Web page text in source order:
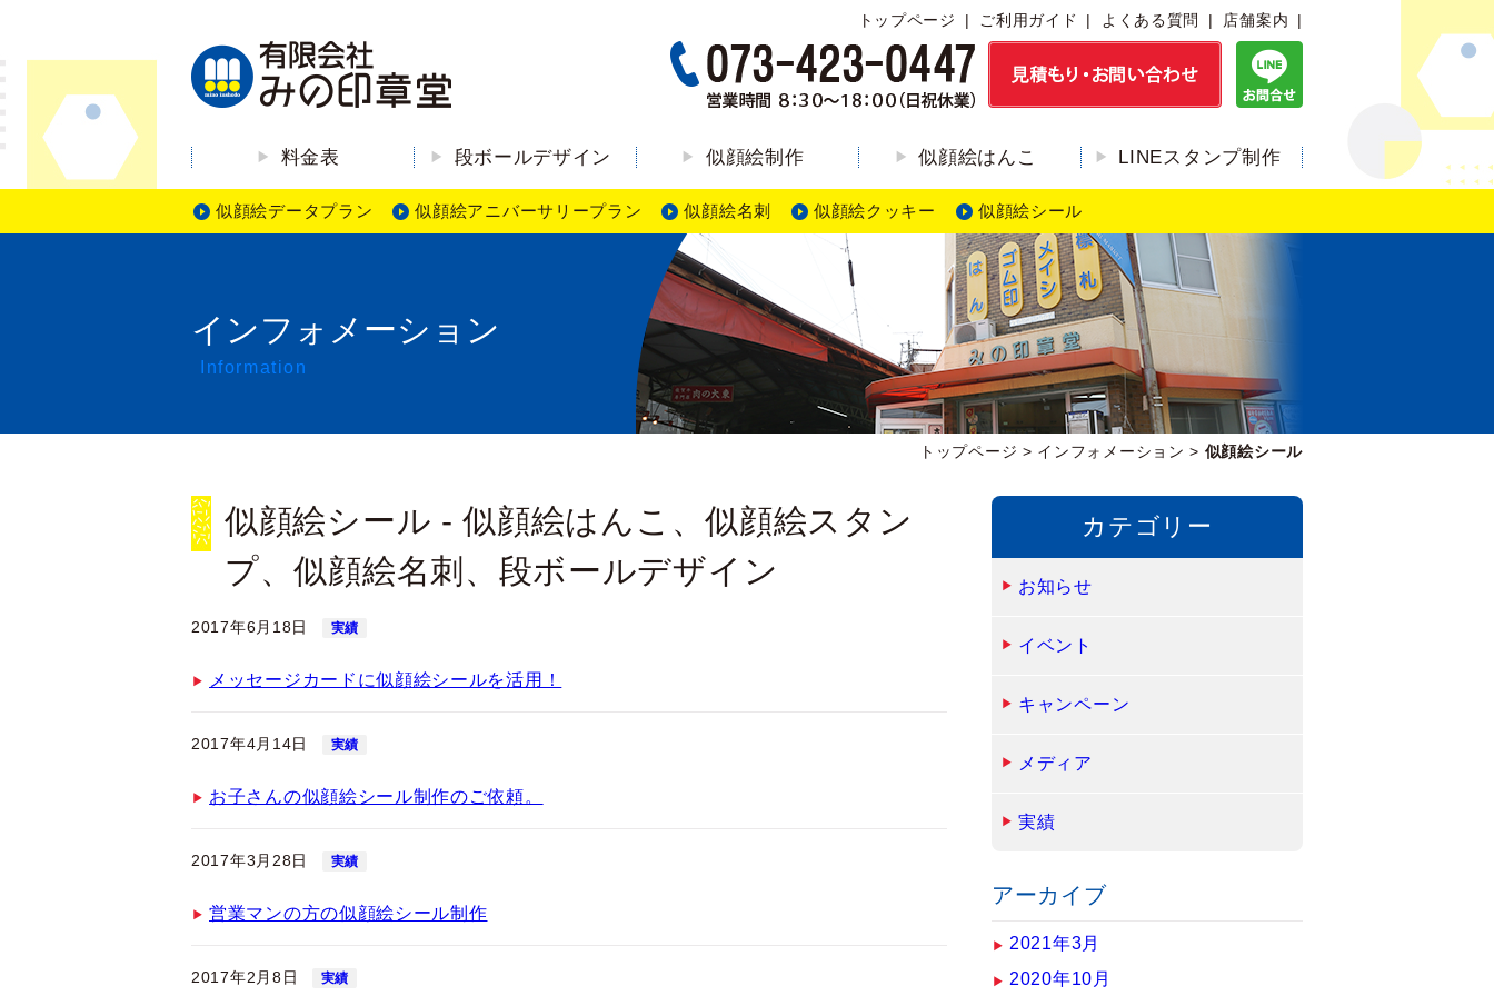
トップページ ご利用ガイド よくある質問 店舗案内
料金表 段ボールデザイン 似顔絵制作 似顔絵はんこ LINEスタンプ制作
似顔絵データプラン 似顔絵アニバーサリープラン 似顔絵名刺 似顔絵クッキー 似顔絵シール
インフォメーション
Information
トップページ > インフォメーション > 似顔絵シール
似顔絵シール - 似顔絵はんこ、似顔絵スタン
プ、似顔絵名刺、段ボールデザイン
2017年6月18日 実績
メッセージカードに似顔絵シールを活用！
2017年4月14日 実績
お子さんの似顔絵シール制作のご依頼。
2017年3月28日 実績
営業マンの方の似顔絵シール制作
2017年2月8日 実績
カテゴリー
お知らせ
イベント
キャンペーン
メディア
実績
アーカイブ
2021年3月
2020年10月